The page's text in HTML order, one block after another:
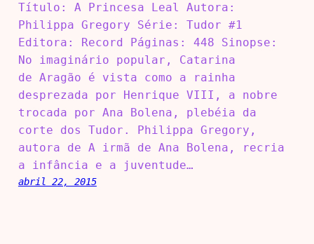
Título: A Princesa Leal Autora:
Philippa Gregory Série: Tudor #1
Editora: Record Páginas: 448 Sinopse:
No imaginário popular, Catarina
de Aragão é vista como a rainha
desprezada por Henrique VIII, a nobre
trocada por Ana Bolena, plebéia da
corte dos Tudor. Philippa Gregory,
autora de A irmã de Ana Bolena, recria
a infância e a juventude…
abril 22, 2015